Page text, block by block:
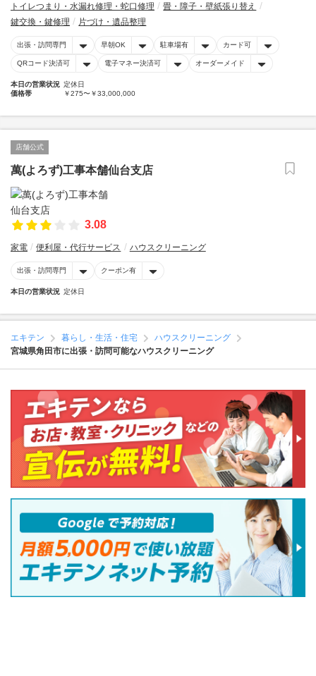
トイレつまり・水漏れ修理・蛇口修理
畳・障子・壁紙張り替え
鍵交換・鍵修理
片づけ・遺品整理
出張・訪問専門 早朝OK 駐車場有 カード可
QRコード決済可 電子マネー決済可 オーダーメイド
本日の営業状況 定休日
価格帯
￥275〜￥33,000,000
店舗公式
萬(よろず)工事本舗仙台支店
3.08
家電 便利屋・代行サービス ハウスクリーニング
出張・訪問専門 クーポン有
本日の営業状況 定休日
エキテン 暮らし・生活・住宅
ハウスクリーニング
宮城県角田市に出張・訪問可能なハウスクリーニング